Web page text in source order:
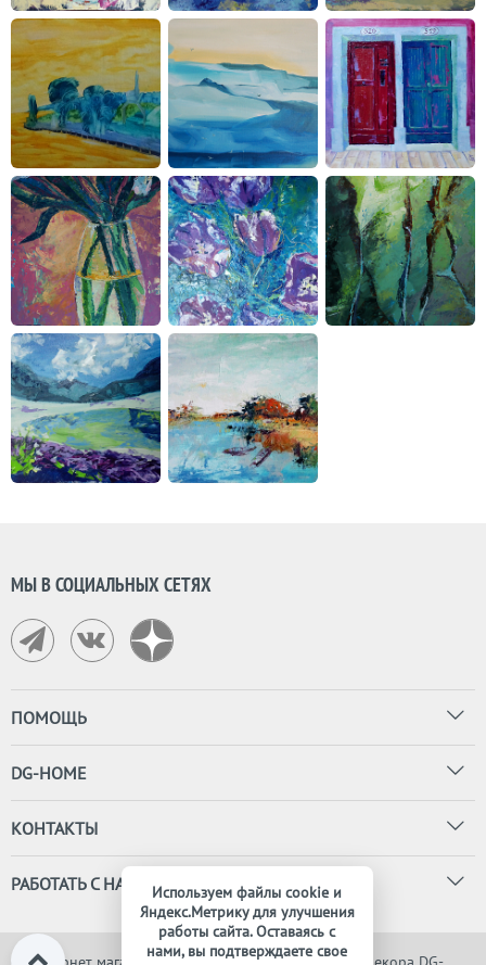
МЫ В СОЦИАЛЬНЫХ СЕТЯХ
ПОМОЩЬ
DG-HOME
КОНТАКТЫ
РАБОТАТЬ С НАМИ
Используем файлы cookie и
Яндекс.Метрику для улучшения
работы сайта. Оставаясь с
нами, вы подтверждаете свое